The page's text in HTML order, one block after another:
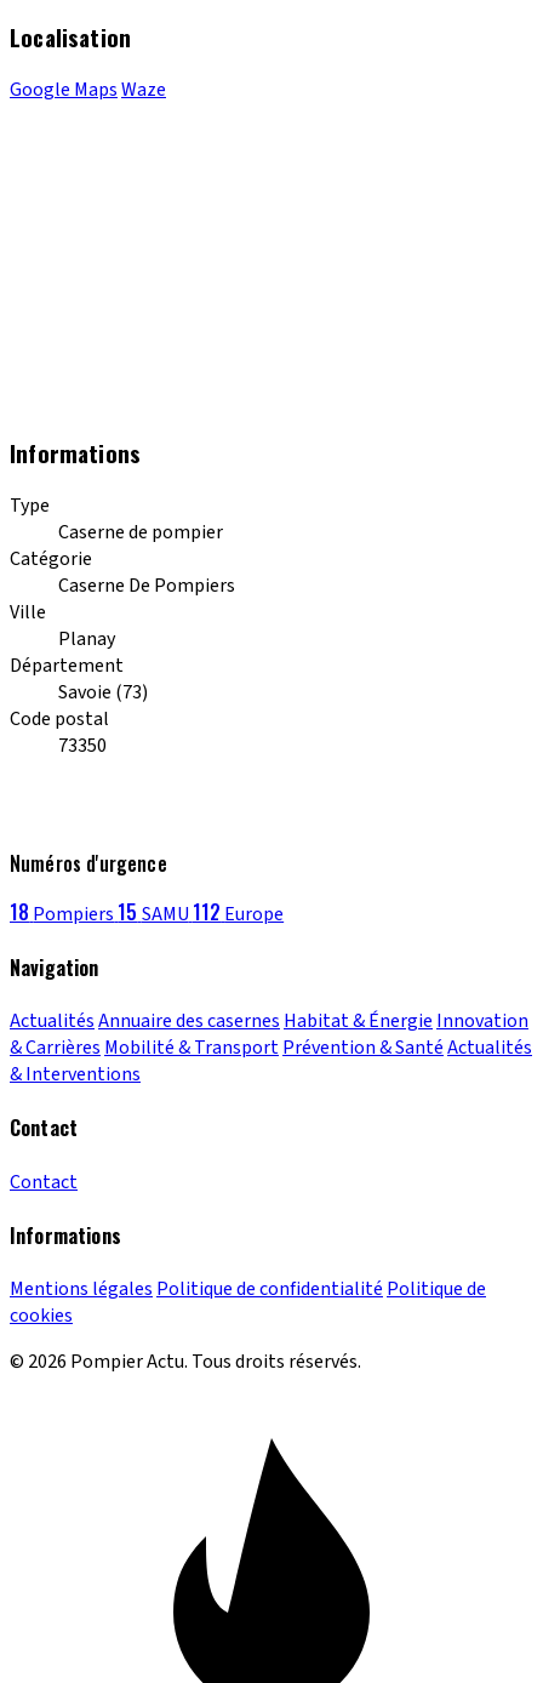
Localisation
Google MapsWaze
Informations
Type
Caserne de pompier
Catégorie
Caserne De Pompiers
Ville
Planay
Département
Savoie (73)
Code postal
73350
Numéros d'urgence
18 Pompiers 15 SAMU 112 Europe
Navigation
ActualitésAnnuaire des casernes Habitat & Énergie Innovation
& Carrières Mobilité & TransportPrévention & SantéActualités
& Interventions
Contact
Contact
Informations
Mentions légales Politique de confidentialité Politique de
cookies
© 2026 Pompier Actu. Tous droits réservés.